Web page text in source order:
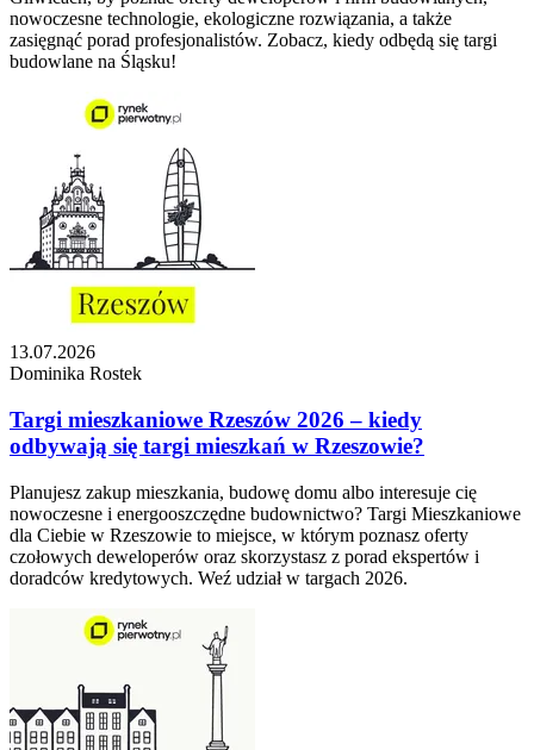
nowoczesne technologie, ekologiczne rozwiązania, a także
zasięgnąć porad profesjonalistów. Zobacz, kiedy odbędą się targi
budowlane na Śląsku!
13.07.2026
Dominika Rostek
Targi mieszkaniowe Rzeszów 2026 – kiedy
odbywają się targi mieszkań w Rzeszowie?
Planujesz zakup mieszkania, budowę domu albo interesuje cię
nowoczesne i energooszczędne budownictwo? Targi Mieszkaniowe
dla Ciebie w Rzeszowie to miejsce, w którym poznasz oferty
czołowych deweloperów oraz skorzystasz z porad ekspertów i
doradców kredytowych. Weź udział w targach 2026.